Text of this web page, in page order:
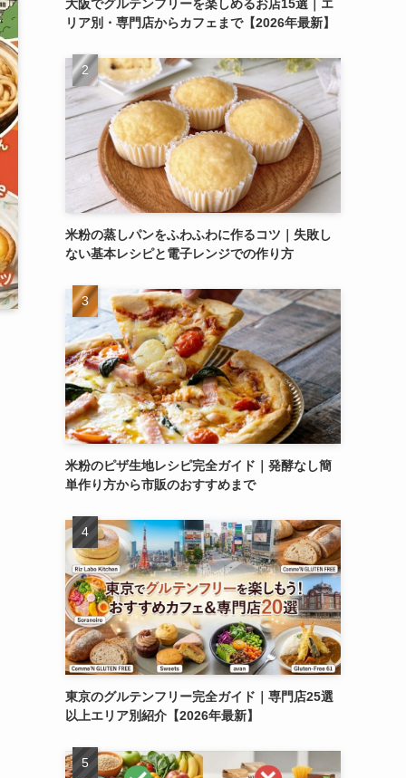
大阪でグルテンフリーを楽しめるお店15選｜エ
リア別・専門店からカフェまで【2026年最新】
米粉の蒸しパンをふわふわに作るコツ｜失敗し
ない基本レシピと電子レンジでの作り方
米粉のピザ生地レシピ完全ガイド｜発酵なし簡
単作り方から市販のおすすめまで
東京のグルテンフリー完全ガイド｜専門店25選
以上エリア別紹介【2026年最新】